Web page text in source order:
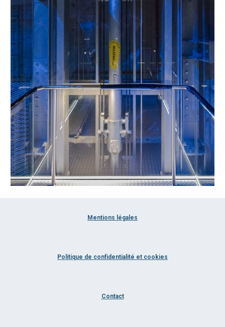
Mentions légales
Politique de confidentialité et cookies
Contact